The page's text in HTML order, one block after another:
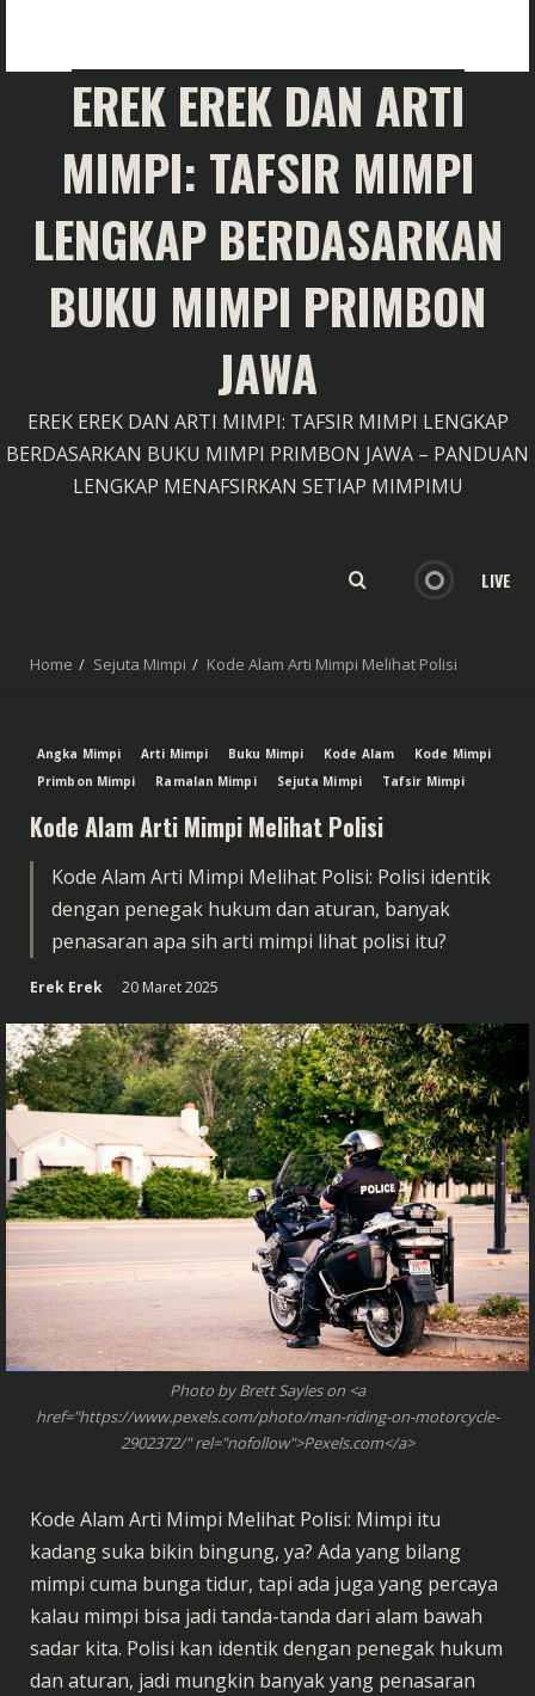
EREK EREK DAN ARTI
MIMPI: TAFSIR MIMPI
LENGKAP BERDASARKAN
BUKU MIMPI PRIMBON
JAWA
EREK EREK DAN ARTI MIMPI: TAFSIR MIMPI LENGKAP
BERDASARKAN BUKU MIMPI PRIMBON JAWA – PANDUAN
LENGKAP MENAFSIRKAN SETIAP MIMPIMU
LIVE
Home Sejuta Mimpi Kode Alam Arti Mimpi Melihat Polisi
Angka Mimpi Arti Mimpi Buku Mimpi Kode Alam
Kode Mimpi
Primbon Mimpi
Ramalan Mimpi Sejuta Mimpi Tafsir Mimpi
Kode Alam Arti Mimpi Melihat Polisi
Kode Alam Arti Mimpi Melihat Polisi: Polisi identik
dengan penegak hukum dan aturan, banyak
penasaran apa sih arti mimpi lihat polisi itu?
Erek Erek 20 Maret 2025
Photo by Brett Sayles on <a
href="https://www.pexels.com/photo/man-riding-on-motorcycle-
2902372/" rel="nofollow">Pexels.com</a>
Kode Alam Arti Mimpi Melihat Polisi: Mimpi itu
kadang suka bikin bingung, ya? Ada yang bilang
mimpi cuma bunga tidur, tapi ada juga yang percaya
kalau mimpi bisa jadi tanda-tanda dari alam bawah
sadar kita. Polisi kan identik dengan penegak hukum
dan aturan, jadi mungkin banyak yang penasaran